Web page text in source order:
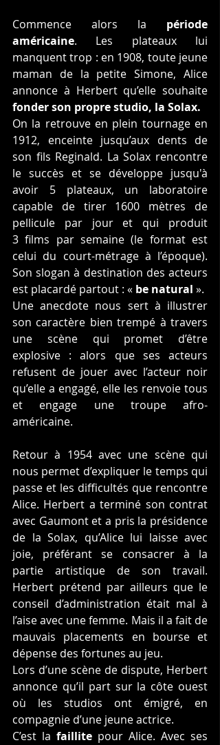
Commence alors la période
américaine. Les plateaux lui
manquent trop : en 1908, toute jeune
maman de la petite Simone, Alice
fonder son propre studio, la Solax.
On la retrouve en plein tournage en
1912, enceinte jusqu’aux dents de
son fils Reginald. La Solax rencontre
le succès et se développe jusqu'à
avoir 5 plateaux, un laboratoire
capable de tirer 1600 mètres de
pellicule par jour et qui produit
3 films par semaine (le format est
celui du court-métrage à l’époque).
Son slogan à destination des acteurs
est placardé partout : « be natural ».
Une anecdote nous sert à illustrer
son caractère bien trempé à travers
une scène qui promet d’être
explosive : alors que ses acteurs
refusent de jouer avec l’acteur noir
qu’elle a engagé, elle les renvoie tous
et engage une troupe afro-
américaine.
Retour à 1954 avec une scène qui
nous permet d’expliquer le temps qui
passe et les difficultés que rencontre
Alice. Herbert a terminé son contrat
avec Gaumont et a pris la présidence
de la Solax, qu’Alice lui laisse avec
joie, préférant se consacrer à la
partie artistique de son travail.
Herbert prétend par ailleurs que le
conseil d’administration était mal à
l’aise avec une femme. Mais il a fait de
mauvais placements en bourse et
dépense des fortunes au jeu.
Lors d’une scène de dispute, Herbert
annonce qu’il part sur la côte ouest
où les studios ont émigré, en
compagnie d’une jeune actrice.
C’est la faillite pour Alice. Avec ses